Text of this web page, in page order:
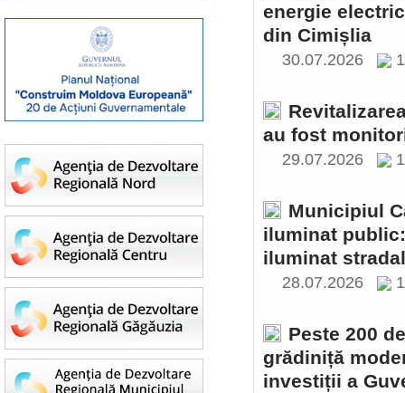
energie
din Cimișlia
30.07.2026
au fost
29.07.2026
Municipiul
iluminat
iluminat
28.07.2026
Peste 200
grădiniță
investiții a